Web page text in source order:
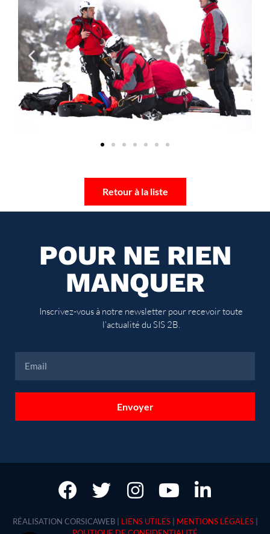
Retour à la liste
POUR NE RIEN
MANQUER
Inscrivez-vous à notre newsletter pour recevoir toute
l’actualité du SIS 2B.
Envoyer
RÉALISATION CORSICAWEB | LIENS UTILES| MENTIONS LÉGALES|